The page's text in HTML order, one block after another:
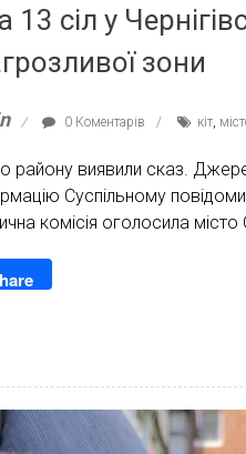
13 сіл у
зони
0 Коментарів кіт
району виявили сказ.
Суспільному
комісія оголосила